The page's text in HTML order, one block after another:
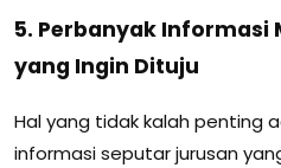
5. Perbanyak Informasi
yang Ingin Dituju
Hal yang tidak kalah penting
informasi seputar jurusan